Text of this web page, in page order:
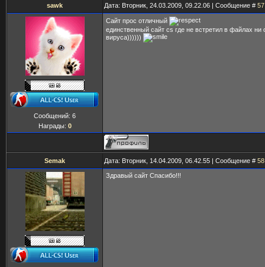
sawk Дата: Вторник, 24.03.2009, 09.22.06 | Сообщение # 57
Сообщений: 6
Награды: 0
Сайт прос отличный
единственный сайт cs где не встретил в файлах ни
вируса))))))
Semak Дата: Вторник, 14.04.2009, 06.42.55 | Сообщение # 58
Здравый сайт Спасибо!!!